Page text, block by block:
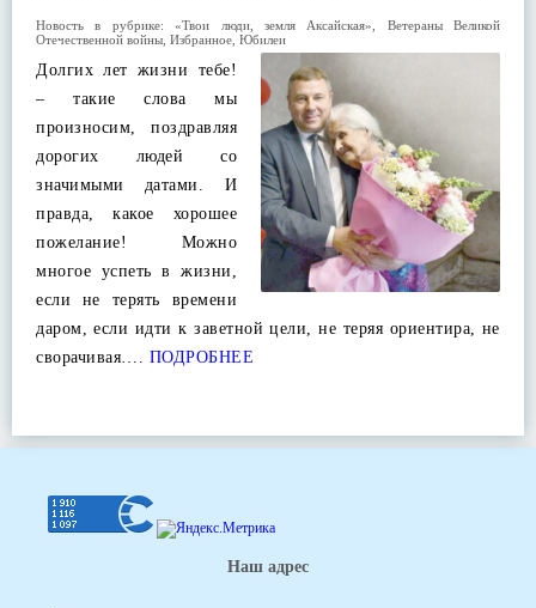
Новость в рубрике:«Твои люди, земля Аксайская»
Ветераны Великой
Отечественной войны Избранное Юбилеи
Долгих лет жизни тебе!
– такие слова мы
произносим, поздравляя
дорогих людей со
значимыми датами. И
правда, какое хорошее
пожелание! Можно
многое успеть в жизни,
если не терять времени
даром, если идти к заветной цели, не теряя ориентира, не
сворачивая…. ПОДРОБНЕЕ
Наш адрес